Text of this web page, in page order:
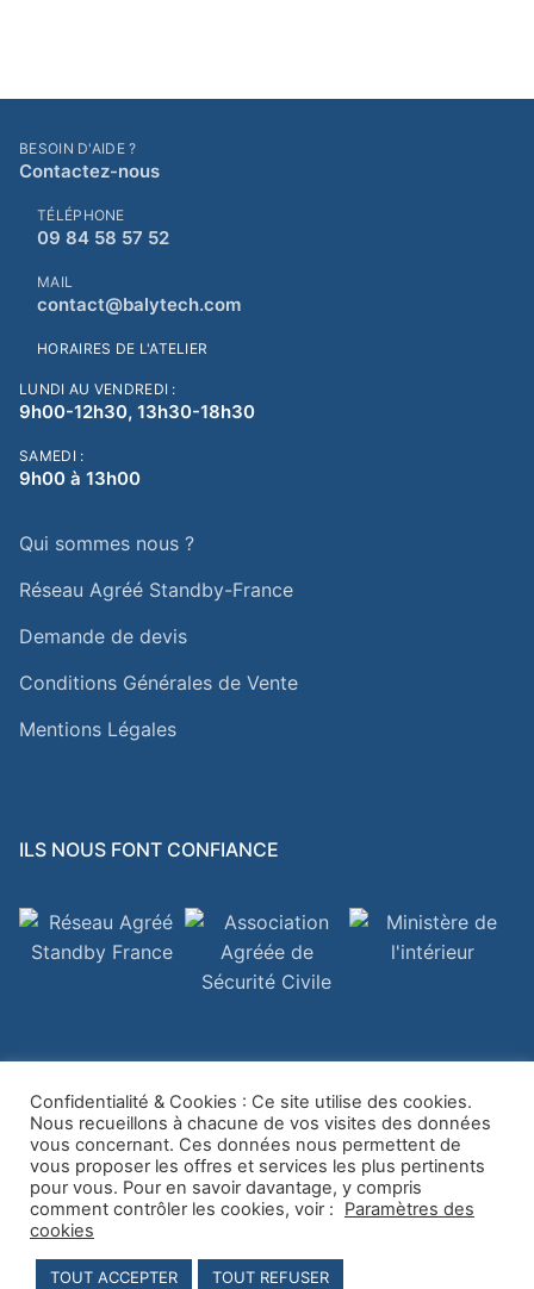
BESOIN D'AIDE ?
Contactez-nous
TÉLÉPHONE
09 84 58 57 52
MAIL
contact@balytech.com
HORAIRES DE L'ATELIER
LUNDI AU VENDREDI :
9h00-12h30, 13h30-18h30
SAMEDI :
9h00 à 13h00
Qui sommes nous ?
Réseau Agréé Standby-France
Demande de devis
Conditions Générales de Vente
Mentions Légales
ILS NOUS FONT CONFIANCE
Copyright © 2026BALYTECH
Confidentialité & Cookies : Ce site utilise des cookies.
Nous recueillons à chacune de vos visites des données
vous concernant. Ces données nous permettent de
vous proposer les offres et services les plus pertinents
pour vous. Pour en savoir davantage, y compris
comment contrôler les cookies, voir :
Paramètres des
cookies
TOUT ACCEPTER TOUT REFUSER